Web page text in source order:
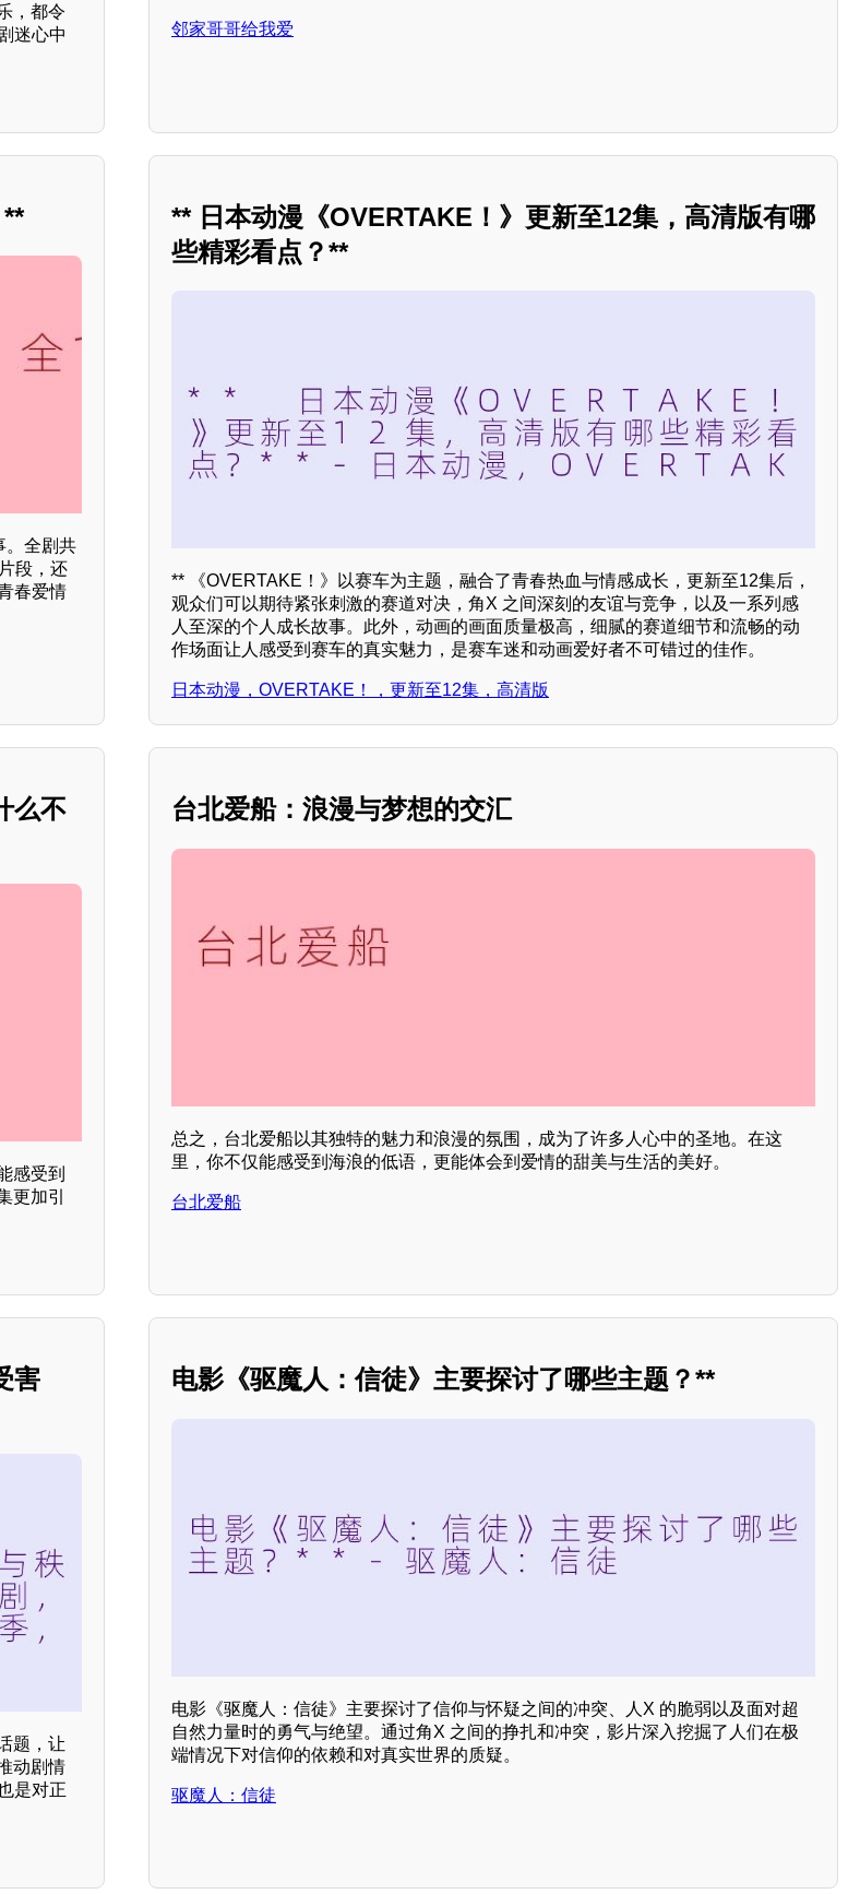
，都令
迷心中
邻家哥哥给我爱
。全剧共
段，还
春爱情
** 日本动漫《OVERTAKE！》更新至12集，高清版有哪
些精彩看点？**
** 《OVERTAKE！》以赛车为主题，融合了青春热血与情感成长，更新至12集后，
观众们可以期待紧张刺激的赛道对决，角X 之间深刻的友谊与竞争，以及一系列感
人至深的个人成长故事。此外，动画的画面质量极高，细腻的赛道细节和流畅的动
作场面让人感受到赛车的真实魅力，是赛车迷和动画爱好者不可错过的佳作。
日本动漫，OVERTAKE！，更新至12集，高清版
么不
感受到
更加引
台北爱船：浪漫与梦想的交汇
总之，台北爱船以其独特的魅力和浪漫的氛围，成为了许多人心中的圣地。在这
里，你不仅能感受到海浪的低语，更能体会到爱情的甜美与生活的美好。
台北爱船
害
题，让
动剧情
是对正
电影《驱魔人：信徒》主要探讨了哪些主题？**
电影《驱魔人：信徒》主要探讨了信仰与怀疑之间的冲突、人X 的脆弱以及面对超
自然力量时的勇气与绝望。通过角X 之间的挣扎和冲突，影片深入挖掘了人们在极
端情况下对信仰的依赖和对真实世界的质疑。
驱魔人：信徒